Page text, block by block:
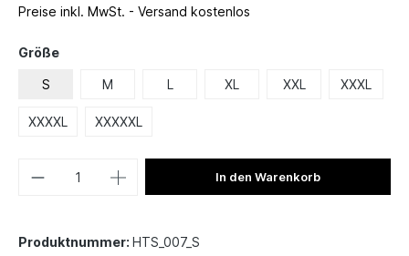
Preise inkl. MwSt. - Versand kostenlos
Größe
S M L XL XXL XXXL
XXXXL XXXXXL
In den Warenkorb
Produktnummer: HTS_007_S